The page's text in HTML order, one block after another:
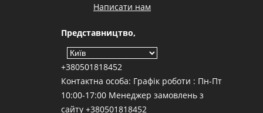
Написати нам
Представництво,
+380501818452
Контактна особа: Графік роботи : Пн-Пт
10:00-17:00 Менеджер замовлень з
сайту +380501818452